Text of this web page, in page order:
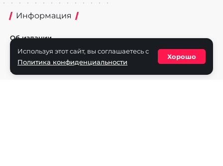
Информация
Об издании
Реклама на портале
Политика конфиденциальности
Используя этот сайт, вы соглашаетесь с
Политика конфиденциальности
Хорошо